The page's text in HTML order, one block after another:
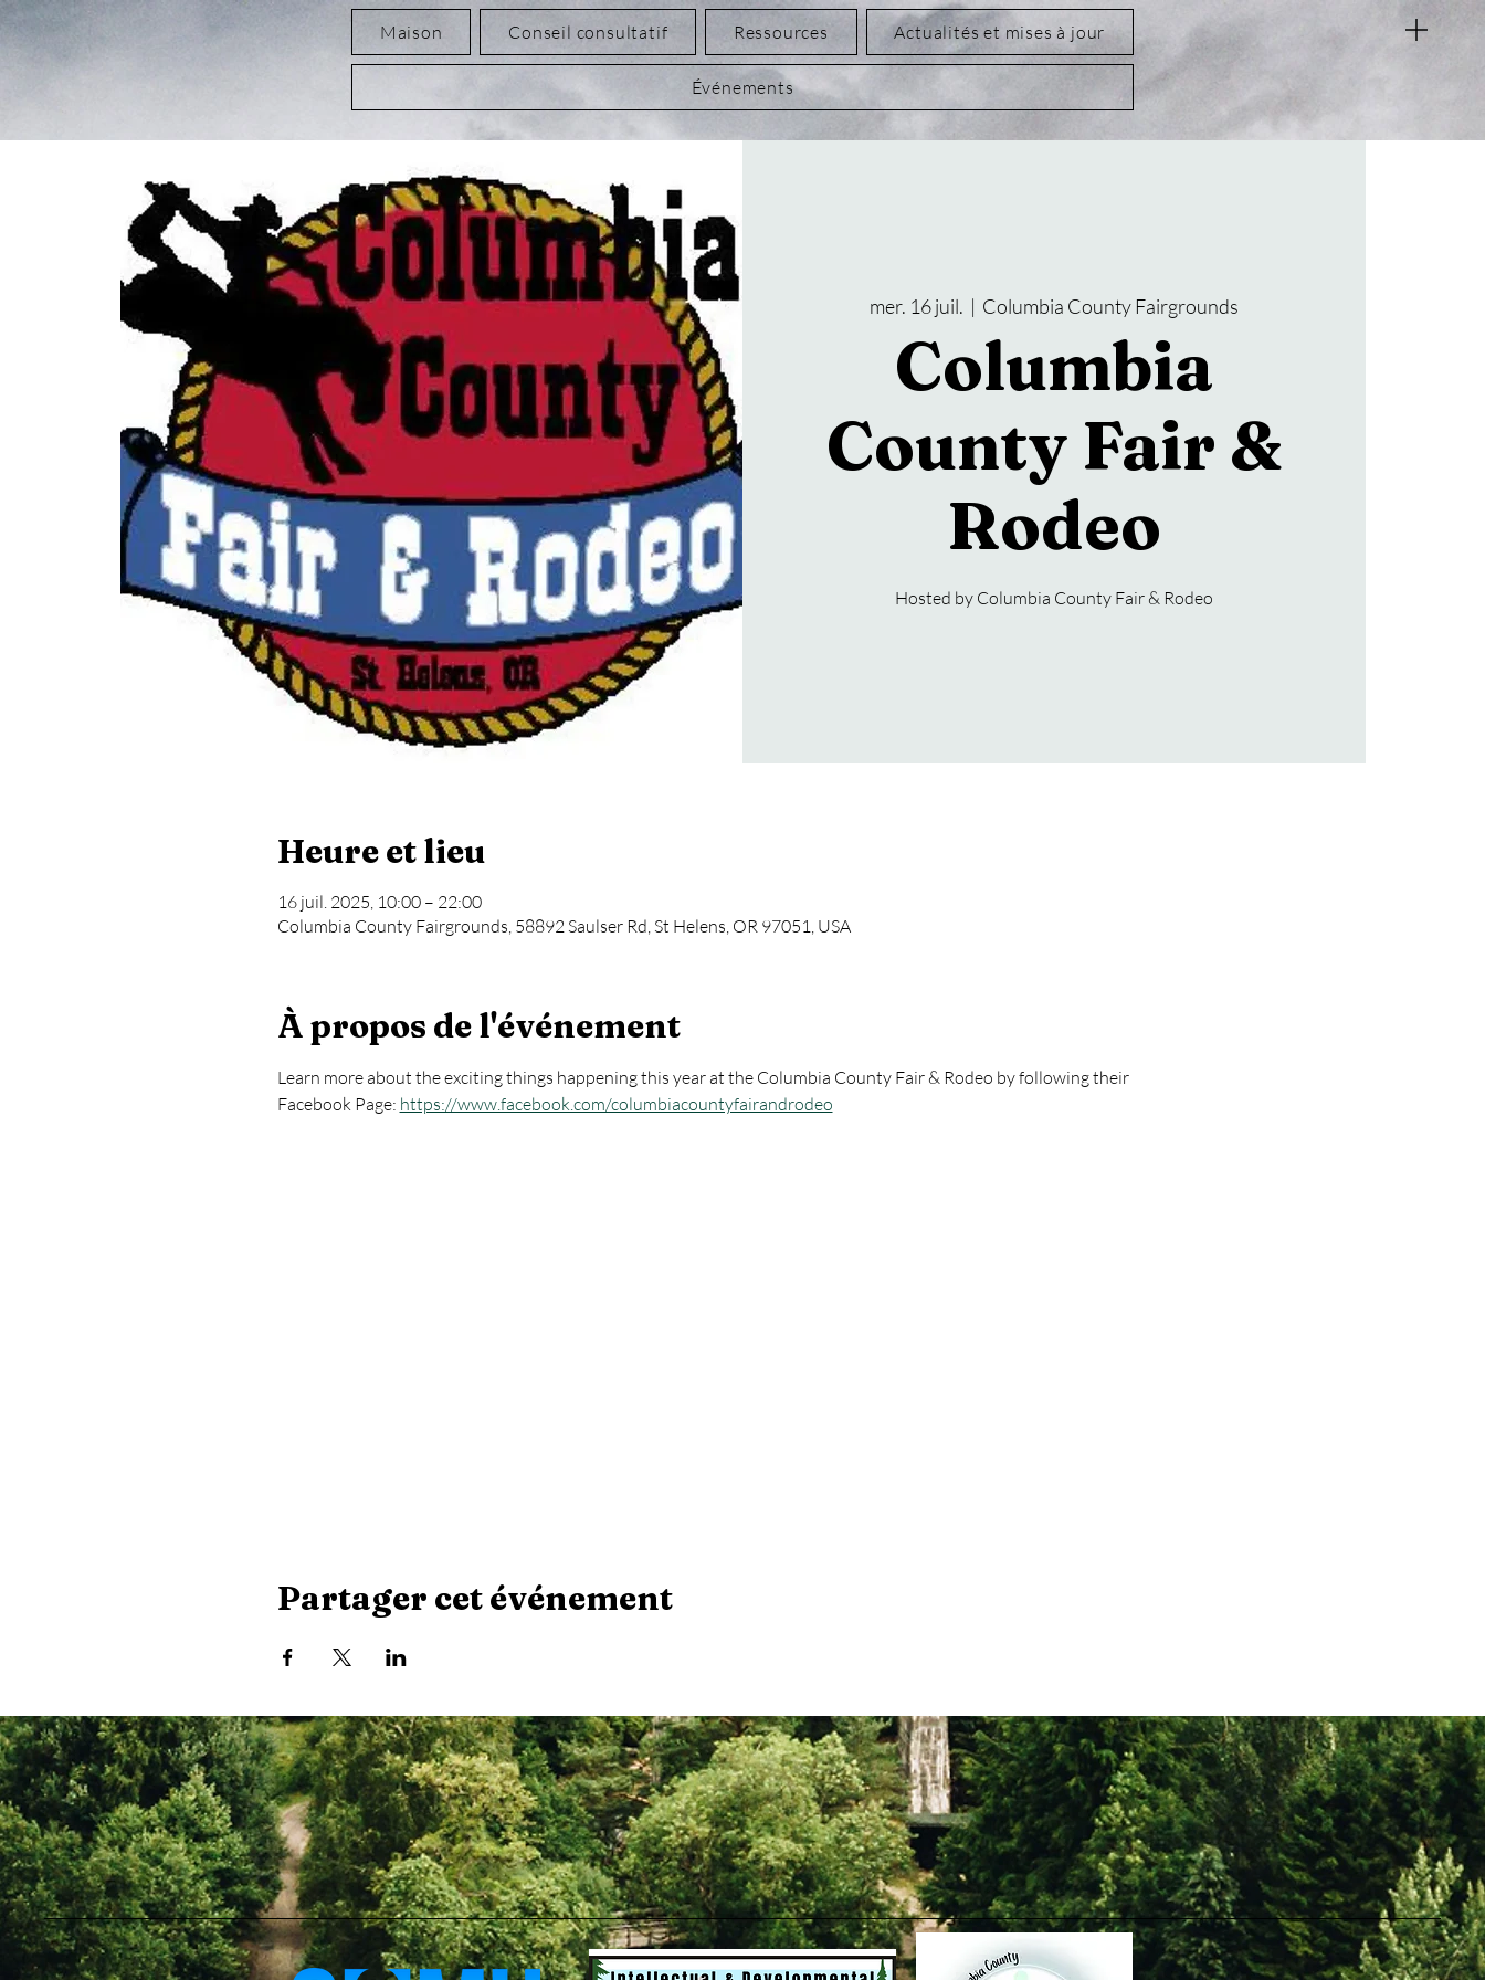
Maison Conseil consultatif Ressources Actualités et mises à jour
Événements
mer. 16 juil.
  |
Columbia County Fairgrounds
Columbia
County Fair &
Rodeo
Hosted by Columbia County Fair & Rodeo
Heure et lieu
16 juil. 2025, 10:00 – 22:00
Columbia County Fairgrounds, 58892 Saulser Rd, St Helens, OR 97051, USA
À propos de l'événement
Learn more about the exciting things happening this year at the Columbia County Fair & Rodeo by following their
Facebook Page: https://www.facebook.com/columbiacountyfairandrodeo
Partager cet événement